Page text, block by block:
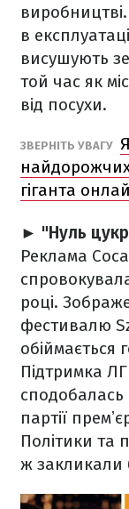
в
висушують
той час як
від посухи.
ЗВЕРНІТЬ УВАГУ
гіганта
► "Нуль
Реклама
році.
фестивалю
обіймається
Підтримка
сподобалась
партії
Політики та
ж закликали